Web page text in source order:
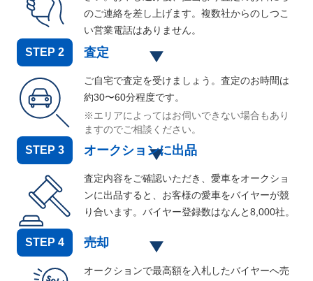
のご連絡を差し上げます。複数社からのしつこ
い営業電話はありません。
STEP 2 査定
ご自宅で査定を受けましょう。査定のお時間は
約30〜60分程度です。
※エリアによってはお伺いできない場合もあり
ますのでご相談ください。
STEP 3 オークションに出品
査定内容をご確認いただき、愛車をオークショ
ンに出品すると、お客様の愛車をバイヤーが競
り合います。バイヤー登録数はなんと8,000社。
STEP 4 売却
オークションで最高額を入札したバイヤーへ売